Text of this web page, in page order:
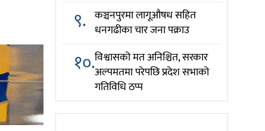
९. कञ्चनपुरमा लागूऔषध सहित
धनगढीका चार जना पक्राउ
१०.विश्वासको मत अनिश्चित, सरकार
अल्पमतमा परेपछि प्रदेश सभाको
गतिविधि ठप्प